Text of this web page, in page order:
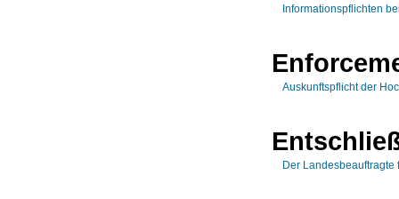
Informationspflichten
Auskunftspflicht der
Der Landesbeauftragte